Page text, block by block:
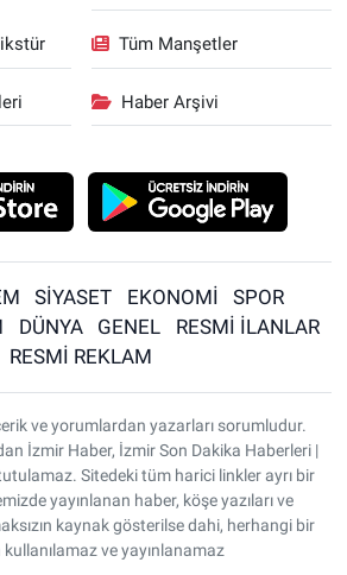
Tüm Manşetler
Haber Arşivi
SİYASET EKONOMİ
SPOR
DÜNYA GENEL
RESMİ İLANLAR
RESMİ REKLAM
ve yorumlardan yazarları sorumludur.
İzmir Haber, İzmir Son Dakika Haberleri |
Sitedeki tüm harici linkler ayrı bir
yayınlanan haber, köşe yazıları ve
kaynak gösterilse dahi, herhangi bir
ve yayınlanamaz